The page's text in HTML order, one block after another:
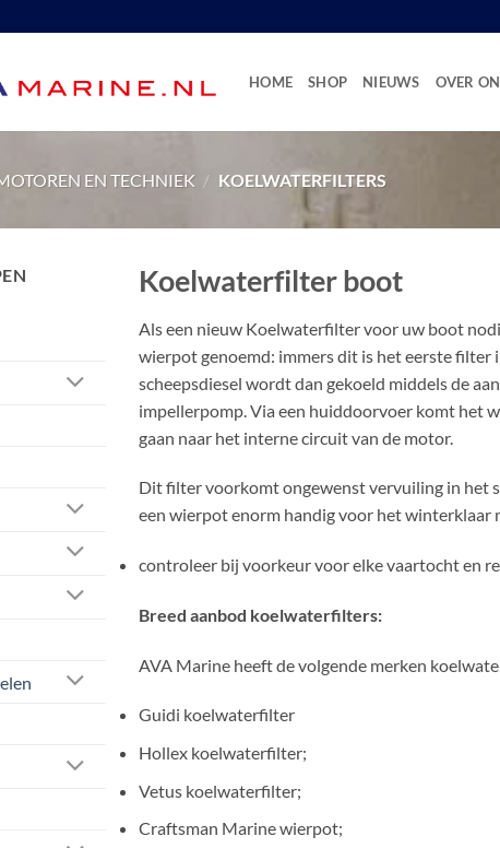
HOME SHOP NIEUWS OVER
EN TECHNIEK / KOELWATERFILTERS
Koelwaterfilter boot
Als een nieuw Koelwaterfilter voor uw boot
wierpot genoemd: immers dit is het eerste filter
scheepsdiesel wordt dan gekoeld middels de
impellerpomp. Via een huiddoorvoer komt het
gaan naar het interne circuit van de motor.
Dit filter voorkomt ongewenst vervuiling in het
een wierpot enorm handig voor het winterklaar
controleer bij voorkeur voor elke vaartocht en
Breed aanbod koelwaterfilters:
AVA Marine heeft de volgende merken
Guidi koelwaterfilter
Hollex koelwaterfilter;
Vetus koelwaterfilter;
Craftsman Marine wierpot;